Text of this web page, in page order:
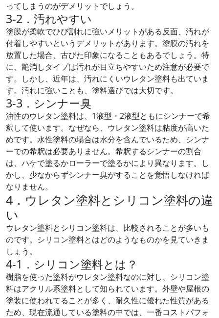
ってしまうのがデメリットでしょう。
3-2．汚れやすい
塗膜が柔軟でひび割れに強いメリットがある反面、汚れが
付着しやすいというデメリットがあります。塗膜の汚れを
放置した場合、古びた印象になることもあるでしょう。特
に、艶消しタイプは汚れが目立ちやすいため注意が必要で
す。しかし、近年は、汚れにくいウレタン塗料も出ていま
す。汚れに強いことも、塗料選びでは大切です。
3-3．シンナー臭
油性のウレタン塗料は、1液型・2液型ともにシンナーで希
釈して使います。なぜなら、ウレタン塗料は粘度が高いた
めです。水性塗料の場合は水分を含んでいるため、シンナ
ーでの希釈は必要ありません。希釈するシンナーの割合
は、ハケで塗るかローラーで塗るかにより異なります。し
かし、少なからずシンナー臭がすることを覚悟しなければ
なりません。
4．ウレタン塗料とシリコン塗料の違
い
ウレタン塗料とシリコン塗料は、比較されることが多いも
のです。シリコン塗料とはどのようなものかを見ていきま
しょう。
4-1．シリコン塗料とは？
樹脂を使った塗料がウレタン塗料なのに対し、シリコン塗
料はアクリル系塗料として知られています。外壁や屋根の
塗装に使われてることが多く、耐久性に優れた性質がある
ため、現在流通している塗料の中では、一番コストパフォ